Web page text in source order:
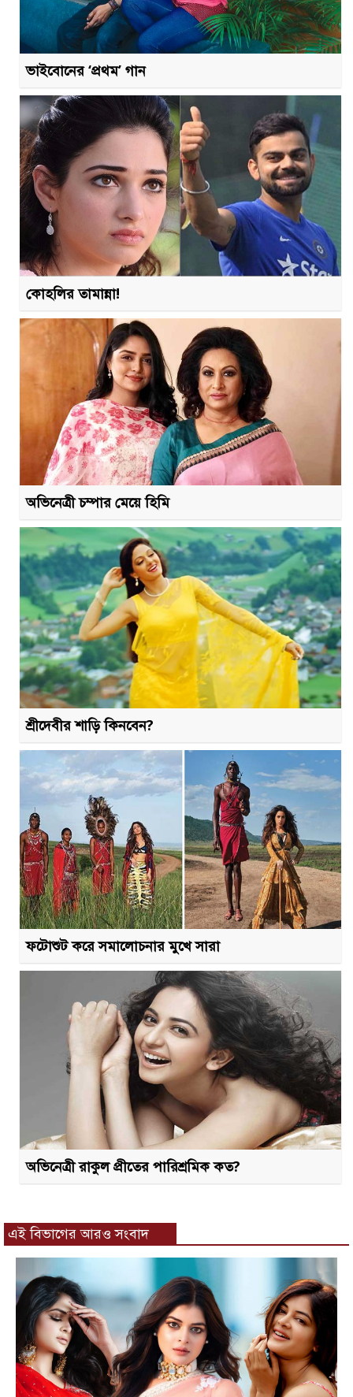
ভাইবোনের ‘প্রথম’ গান
কোহলির তামান্না!
অভিনেত্রী চম্পার মেয়ে হিমি
শ্রীদেবীর শাড়ি কিনবেন?
ফটোশুট করে সমালোচনার মুখে সারা
অভিনেত্রী রাকুল প্রীতের পারিশ্রমিক কত?
এই বিভাগের আরও সংবাদ